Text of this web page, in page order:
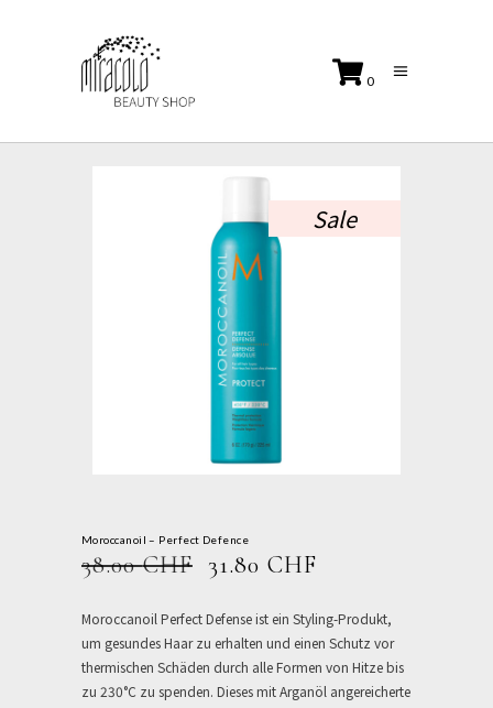
0
Sale
Moroccanoil – Perfect Defence
38.00CHF URSPRÜNGLICHER
PREIS
WAR:
38.00 CHF
31.80 CHFAKTUELLER
IST:
31.80 CHF.
Moroccanoil Perfect Defense ist ein Styling-Produkt,
um gesundes Haar zu erhalten und einen Schutz vor
thermischen Schäden durch alle Formen von Hitze bis
zu 230°C zu spenden. Dieses mit Arganöl angereicherte